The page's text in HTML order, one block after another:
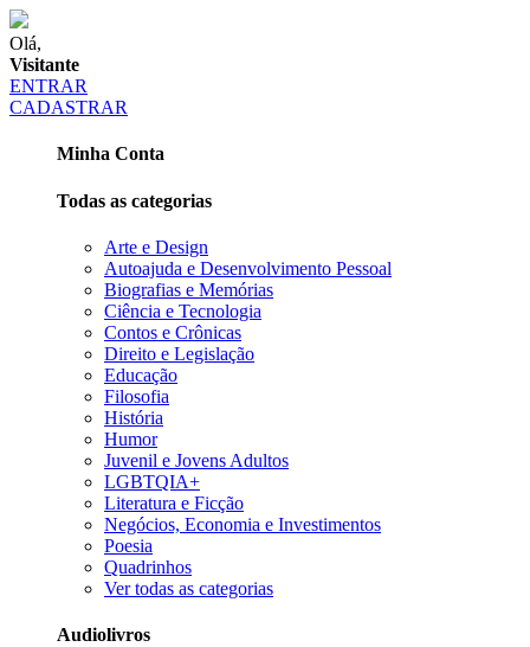
Olá,
Visitante
ENTRAR
CADASTRAR
Minha Conta
Todas as categorias
Arte e Design
Autoajuda e Desenvolvimento Pessoal
Biografias e Memórias
Ciência e Tecnologia
Contos e Crônicas
Direito e Legislação
Educação
Filosofia
História
Humor
Juvenil e Jovens Adultos
LGBTQIA+
Literatura e Ficção
Negócios, Economia e Investimentos
Poesia
Quadrinhos
Ver todas as categorias
Audiolivros